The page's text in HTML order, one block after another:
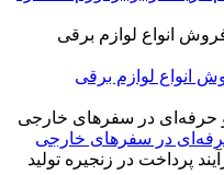
انواع لوازم برقی
در سفرهای خارجی